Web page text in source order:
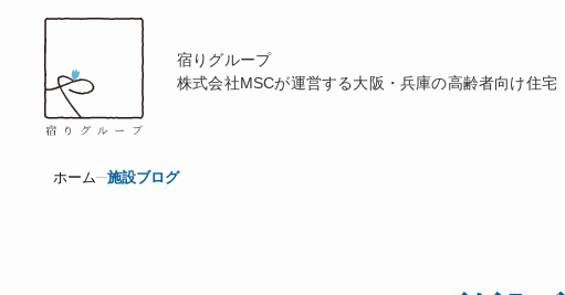
宿りグループ
株式会社MSCが運営する 大阪・兵庫の高齢者向け住宅
ホーム 施設ブログ